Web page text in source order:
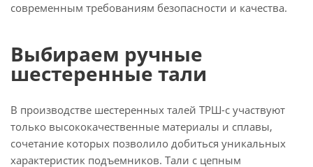
современным требованиям безопасности и качества.
Выбираем ручные
шестеренные тали
В производстве шестеренных талей ТРШ-с участвуют
только высококачественные материалы и сплавы,
сочетание которых позволило добиться уникальных
характеристик подъемников. Тали с цепным